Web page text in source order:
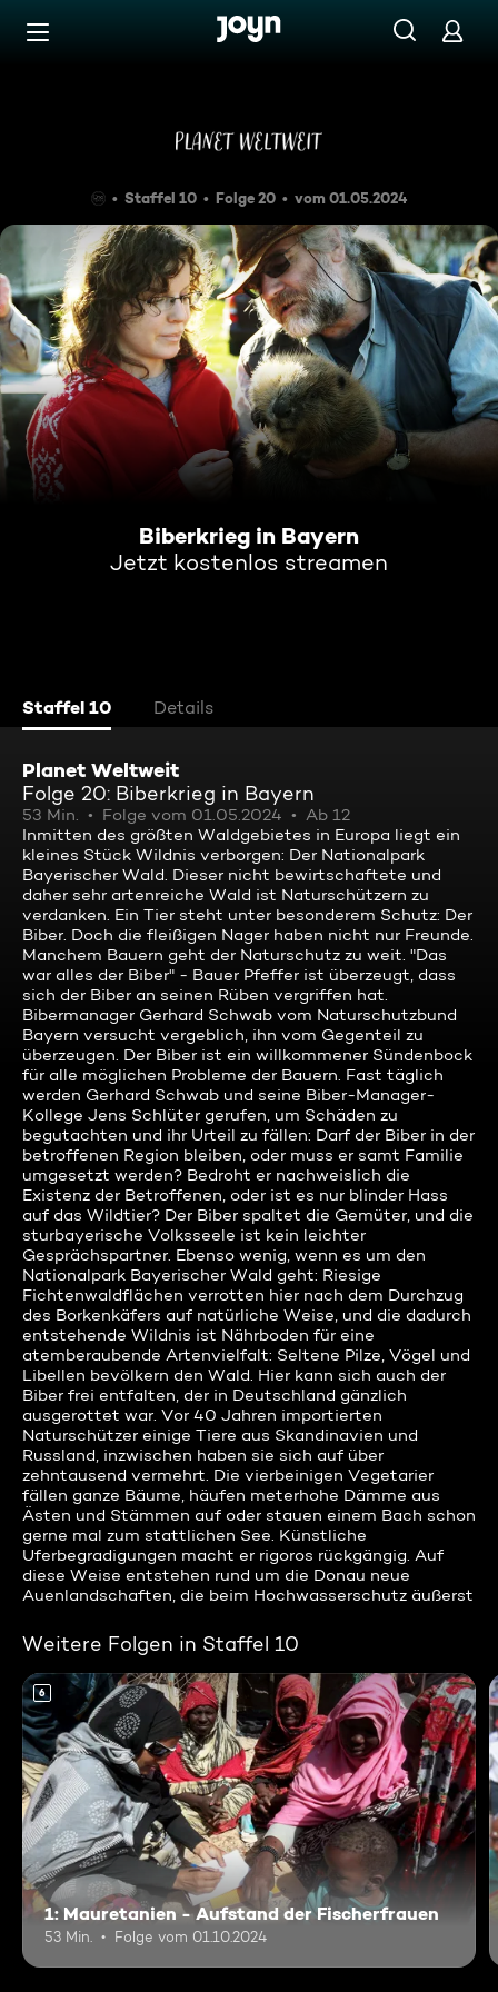
Zum Inhalt springen
Staffel 10 Folge 20 vom 01.05.2024
Biberkrieg in Bayern
Jetzt kostenlos streamen
Staffel 10 Details
Planet Weltweit
Folge 20: Biberkrieg in Bayern
53 Min. Folge vom 01.05.2024
Ab 12
Inmitten des größten Waldgebietes in Europa liegt ein
kleines Stück Wildnis verborgen: Der Nationalpark
Bayerischer Wald. Dieser nicht bewirtschaftete und
daher sehr artenreiche Wald ist Naturschützern zu
verdanken. Ein Tier steht unter besonderem Schutz: Der
Biber. Doch die fleißigen Nager haben nicht nur Freunde.
Manchem Bauern geht der Naturschutz zu weit. "Das
war alles der Biber" - Bauer Pfeffer ist überzeugt, dass
sich der Biber an seinen Rüben vergriffen hat.
Bibermanager Gerhard Schwab vom Naturschutzbund
Bayern versucht vergeblich, ihn vom Gegenteil zu
überzeugen. Der Biber ist ein willkommener Sündenbock
für alle möglichen Probleme der Bauern. Fast täglich
werden Gerhard Schwab und seine Biber-Manager-
Kollege Jens Schlüter gerufen, um Schäden zu
begutachten und ihr Urteil zu fällen: Darf der Biber in der
betroffenen Region bleiben, oder muss er samt Familie
umgesetzt werden? Bedroht er nachweislich die
Existenz der Betroffenen, oder ist es nur blinder Hass
auf das Wildtier? Der Biber spaltet die Gemüter, und die
sturbayerische Volksseele ist kein leichter
Gesprächspartner. Ebenso wenig, wenn es um den
Nationalpark Bayerischer Wald geht: Riesige
Fichtenwaldflächen verrotten hier nach dem Durchzug
des Borkenkäfers auf natürliche Weise, und die dadurch
entstehende Wildnis ist Nährboden für eine
atemberaubende Artenvielfalt: Seltene Pilze, Vögel und
Libellen bevölkern den Wald. Hier kann sich auch der
Biber frei entfalten, der in Deutschland gänzlich
ausgerottet war. Vor 40 Jahren importierten
Naturschützer einige Tiere aus Skandinavien und
Russland, inzwischen haben sie sich auf über
zehntausend vermehrt. Die vierbeinigen Vegetarier
fällen ganze Bäume, häufen meterhohe Dämme aus
Ästen und Stämmen auf oder stauen einem Bach schon
gerne mal zum stattlichen See. Künstliche
Uferbegradigungen macht er rigoros rückgängig. Auf
diese Weise entstehen rund um die Donau neue
Auenlandschaften, die beim Hochwasserschutz äußerst
Weitere Folgen in Staffel 10
6
1: Mauretanien - Aufstand der Fischerfrauen
53 Min. Folge vom 01.10.2024